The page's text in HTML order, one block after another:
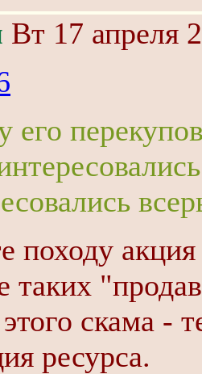
Вт 17 апреля
его
походу
таких
скама -
ресурса.